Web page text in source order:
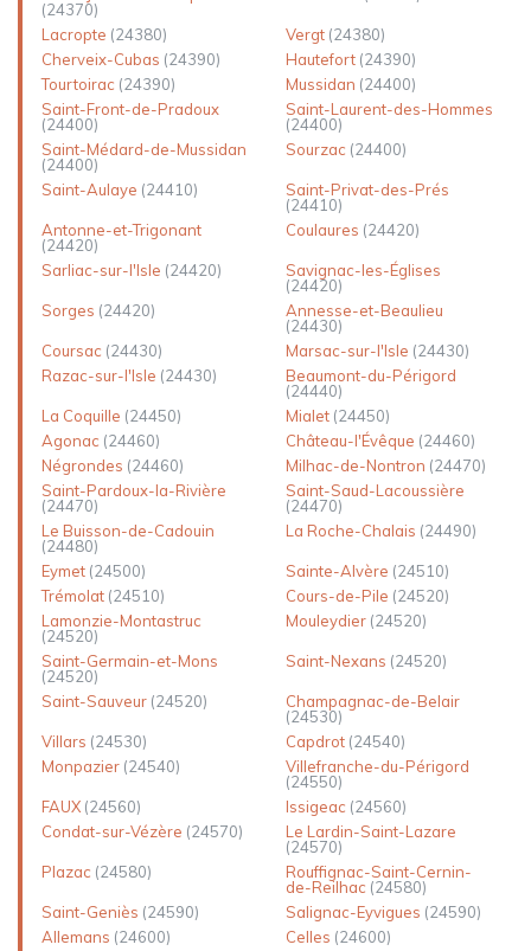
(24370)
Lacropte (24380) Vergt (24380)
Cherveix-Cubas (24390) Hautefort (24390)
Tourtoirac (24390) Mussidan (24400)
Saint-Front-de-Pradoux
(24400)
Saint-Laurent-des-Hommes
(24400)
Saint-Médard-de-Mussidan
(24400)
Sourzac (24400)
Saint-Aulaye (24410)
Saint-Privat-des-Prés
(24410)
Antonne-et-Trigonant
(24420)
Coulaures (24420)
Sarliac-sur-l'Isle (24420)
Savignac-les-Églises
(24420)
Sorges (24420)
Annesse-et-Beaulieu
(24430)
Coursac (24430) Marsac-sur-l'Isle (24430)
Razac-sur-l'Isle (24430)
Beaumont-du-Périgord
(24440)
La Coquille (24450) Mialet (24450)
Agonac (24460) Château-l'Évêque (24460)
Négrondes (24460) Milhac-de-Nontron (24470)
Saint-Pardoux-la-Rivière
(24470)
Saint-Saud-Lacoussière
(24470)
Le Buisson-de-Cadouin
(24480)
La Roche-Chalais (24490)
Eymet (24500) Sainte-Alvère (24510)
Trémolat (24510) Cours-de-Pile (24520)
Lamonzie-Montastruc
(24520)
Mouleydier (24520)
Saint-Germain-et-Mons
(24520)
Saint-Nexans (24520)
Saint-Sauveur (24520)
Champagnac-de-Belair
(24530)
Villars (24530) Capdrot (24540)
Monpazier (24540)
Villefranche-du-Périgord
(24550)
FAUX (24560) Issigeac (24560)
Condat-sur-Vézère (24570)
Le Lardin-Saint-Lazare
(24570)
Plazac (24580)
Rouffignac-Saint-Cernin-
de-Reilhac (24580)
Saint-Geniès (24590) Salignac-Eyvigues (24590)
Allemans (24600) Celles (24600)